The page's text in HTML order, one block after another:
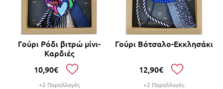
Γούρι Ρόδι βιτρώ μίνι-
Καρδιές
10,90€
+2 Παραλλαγές
Γούρι Βότσαλο-Εκκλησάκι
12,90€
+2 Παραλλαγές